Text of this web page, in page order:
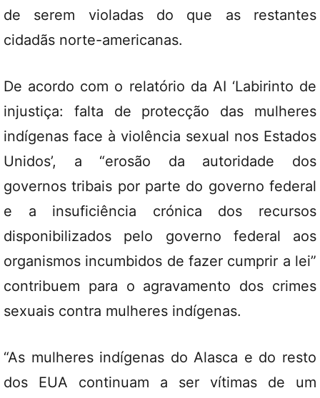
de serem violadas do que as restantes
cidadãs norte-americanas.
De acordo com o relatório da AI ‘Labirinto de
injustiça: falta de protecção das mulheres
indígenas face à violência sexual nos Estados
Unidos’, a “erosão da autoridade dos
governos tribais por parte do governo federal
e a insuficiência crónica dos recursos
disponibilizados pelo governo federal aos
organismos incumbidos de fazer cumprir a lei”
contribuem para o agravamento dos crimes
sexuais contra mulheres indígenas.
“As mulheres indígenas do Alasca e do resto
dos EUA continuam a ser vítimas de um